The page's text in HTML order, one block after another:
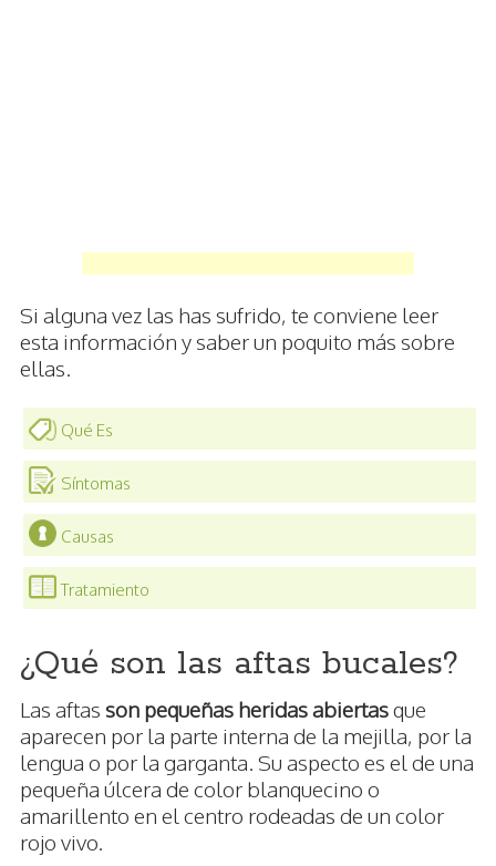
Si alguna vez las has sufrido, te conviene leer
esta información y saber un poquito más sobre
ellas.
Qué Es
Síntomas
Causas
Tratamiento
¿Qué son las aftas bucales?
Las aftas son pequeñas heridas abiertasque
aparecen por la parte interna de la mejilla, por la
lengua o por la garganta. Su aspecto es el de una
pequeña úlcera de color blanquecino o
amarillento en el centro rodeadas de un color
rojo vivo.